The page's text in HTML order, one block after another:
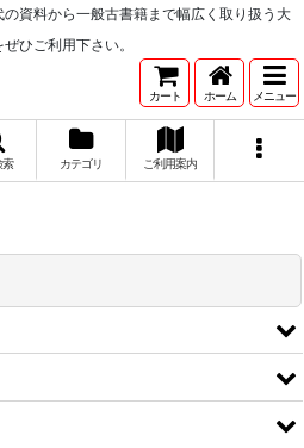
資料から一般古書籍まで幅広く取り扱う大
ひご利用下さい。
カート ホーム メニュー
索 カテゴリ ご利用案内